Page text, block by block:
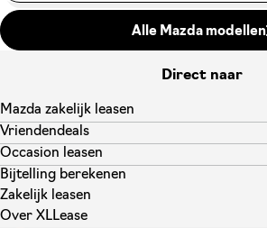
Alle Mazda modellen
Direct naar
Mazda zakelijk leasen
Vriendendeals
Occasion leasen
Bijtelling berekenen
Zakelijk leasen
Over XLLease